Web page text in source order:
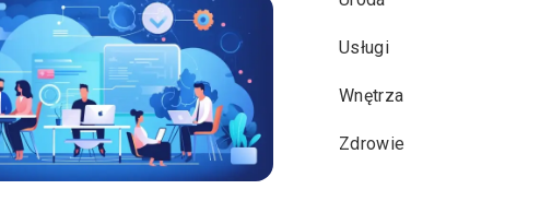
Usługi
Wnętrza
Zdrowie